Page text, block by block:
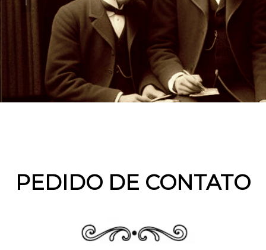
PEDIDO DE CONTATO